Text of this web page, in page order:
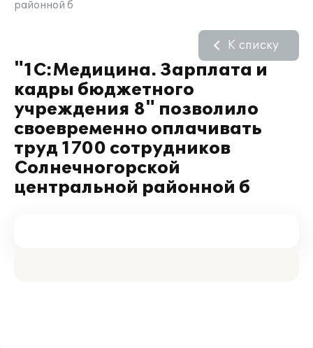
районной б
"1С:Медицина. Зарплата и
кадры бюджетного
учреждения 8" позволило
своевременно оплачивать
труд 1700 сотрудников
Солнечногорской
центральной районной б
К списку